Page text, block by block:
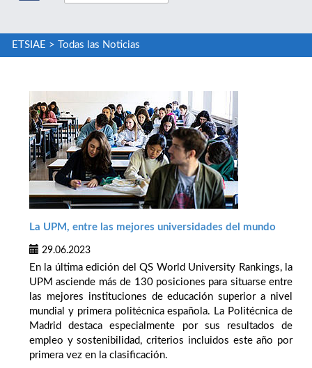
ETSIAE > Todas las Noticias
La UPM, entre las mejores universidades del mundo
29.06.2023
En la última edición del QS World University Rankings, la
UPM asciende más de 130 posiciones para situarse entre
las mejores instituciones de educación superior a nivel
mundial y primera politécnica española. La Politécnica de
Madrid destaca especialmente por sus resultados de
empleo y sostenibilidad, criterios incluidos este año por
primera vez en la clasificación.